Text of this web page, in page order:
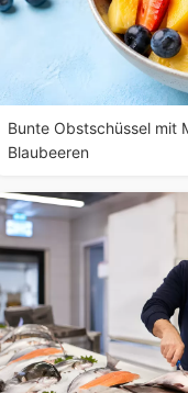
Bunte Obstschüssel mit
Blaubeeren